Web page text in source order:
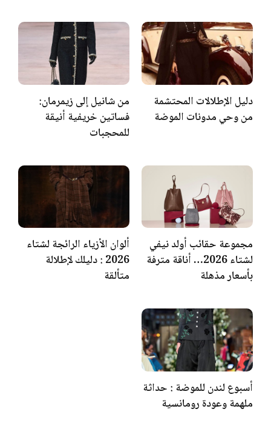
دليل الإطلالات المحتشمة
من وحي مدونات الموضة
من شانيل إلى زيمرمان:
فساتين خريفية أنيقة
للمحجبات
مجموعة حقائب أولد نيفي
لشتاء 2026… أناقة مترفة
بأسعار مذهلة
ألوان الأزياء الرائجة لشتاء
2026 : دليلك لإطلالة
متألقة
أسبوع لندن للموضة : حداثة
ملهمة وعودة رومانسية